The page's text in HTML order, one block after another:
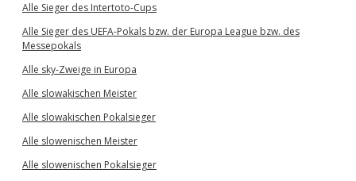
Alle Sieger des Intertoto-Cups
Alle Sieger des UEFA-Pokals bzw. der Europa League bzw. des
Messepokals
Alle sky-Zweige in Europa
Alle slowakischen Meister
Alle slowakischen Pokalsieger
Alle slowenischen Meister
Alle slowenischen Pokalsieger